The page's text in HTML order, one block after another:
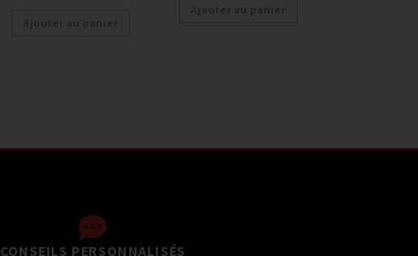
Ajouter au panier
Ajouter au panier
CONSEILS PERSONNALISÉS